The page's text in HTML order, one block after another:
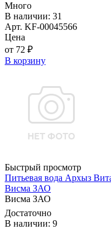
Много
В наличии: 31
Арт. KF-00045566
Цена
от 72 ₽
В корзину
Быстрый просмотр
Питьевая вода Архыз
Висма ЗАО
Висма ЗАО
Достаточно
В наличии: 9